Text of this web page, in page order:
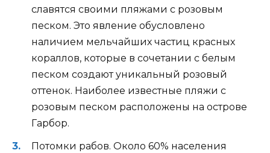
славятся своими пляжами с розовым
песком. Это явление обусловлено
наличием мельчайших частиц красных
кораллов, которые в сочетании с белым
песком создают уникальный розовый
оттенок. Наиболее известные пляжи с
розовым песком расположены на острове
Гарбор.
Потомки рабов. Около 60% населения